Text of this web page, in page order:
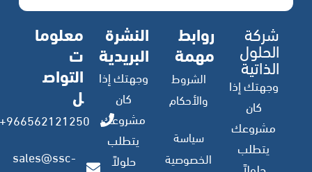
شركة
الحلول
الذاتية
وجهتك إذا
كان
مشروعك
يتطلب
روابط
مهمة
الشروط
والأحكام
سياسة
الخصوصية
النشرة
البريدية
وجهتك إذا
كان
مشروعك
يتطلب
حلولاً
معلوما
ت
التواص
ل
966562121250+
sales@ssc-